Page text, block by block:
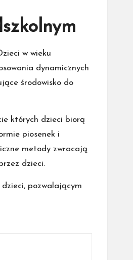
w wieku
dynamicznych
środowisko do
których dzieci biorą
piosenek i
metody zwracają
dzieci.
pozwalającym